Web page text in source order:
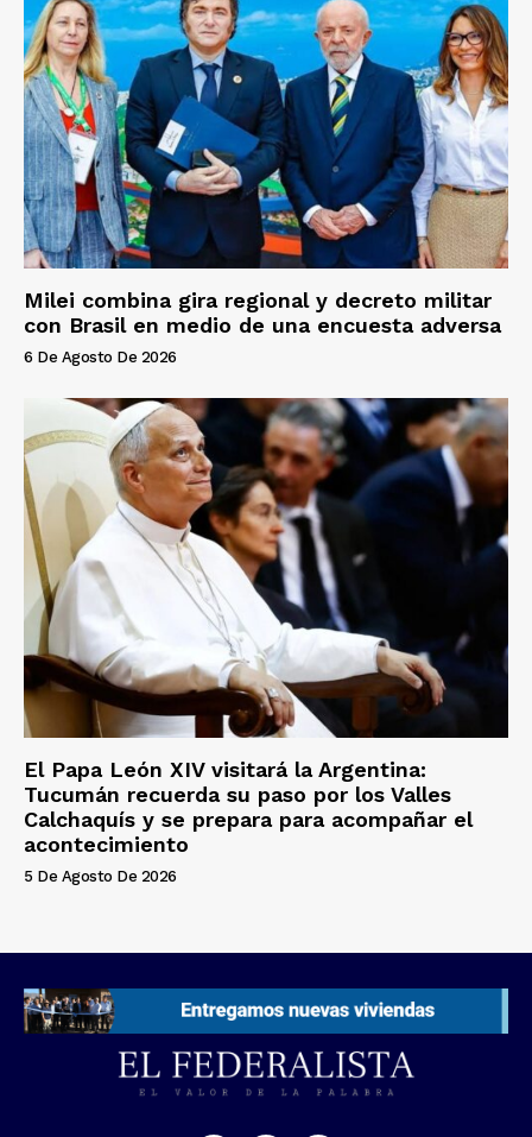
Milei combina gira regional y decreto militar
con Brasil en medio de una encuesta adversa
6 De Agosto De 2026
El Papa León XIV visitará la Argentina:
Tucumán recuerda su paso por los Valles
Calchaquís y se prepara para acompañar el
acontecimiento
5 De Agosto De 2026